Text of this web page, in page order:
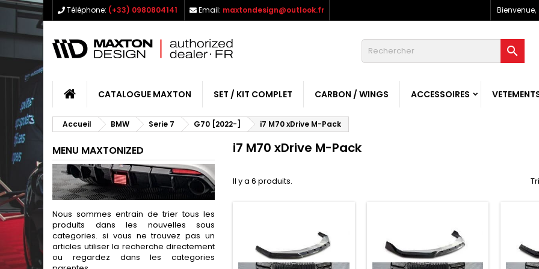
Téléphone: (+33) 0980804141 Email: maxtondesign@outlook.fr Bienvenue,

CATALOGUE MAXTON SET / KIT COMPLET CARBON / WINGS ACCESSOIRES
Accueil BMW Serie 7 G70 [2022-] i7 M70 xDrive M-Pack
MENU MAXTONIZED
Nous sommes entrain de trier tous les
produits dans les nouvelles sous
categories. si vous ne trouvez pas un
articles utiliser la recherche directement
ou regardez dans les categories
i7 M70 xDrive M-Pack
Il y a 6 produits.